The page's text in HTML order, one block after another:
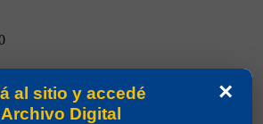
×
al sitio y accedé
Digital